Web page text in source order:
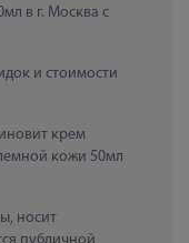
в г. Москва с
и стоимости
крем
кожи 50мл
носит